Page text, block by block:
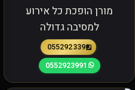
מורן הופכת כל אירוע
למסיבה גדולה
0552923391
0552923991